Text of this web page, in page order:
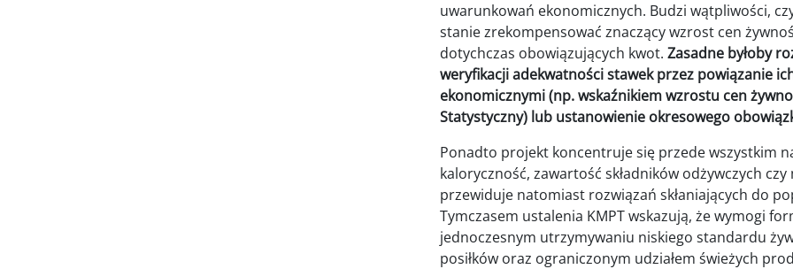
uwarunkowań ekonomicznych. Budzi wątpliwości,
stanie zrekompensować znaczący wzrost cen
dotychczas obowiązujących kwot. Zasadne byłoby
weryfikacji adekwatności stawek przez powiązanie
ekonomicznymi (np. wskaźnikiem wzrostu cen
Statystyczny) lub ustanowienie okresowego
Ponadto projekt koncentruje się przede wszystkim
kaloryczność, zawartość składników odżywczych
przewiduje natomiast rozwiązań skłaniających do
Tymczasem ustalenia KMPT wskazują, że wymogi
jednoczesnym utrzymywaniu niskiego standardu
posiłków oraz ograniczonym udziałem świeżych